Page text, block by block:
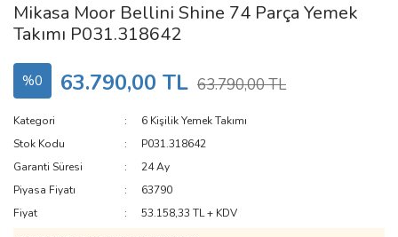
Mikasa Moor Bellini Shine 74 Parça Yemek
Takımı P031.318642
%0 63.790,00 TL 63.790,00 TL
Kategori
6 Kişilik Yemek Takımı
Stok Kodu
P031.318642
Garanti Süresi
24 Ay
Piyasa Fiyatı
63790
Fiyat
53.158,33 TL + KDV